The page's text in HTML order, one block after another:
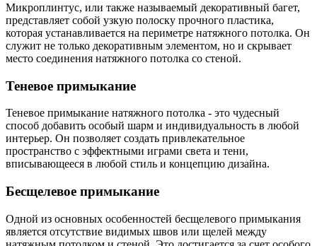
Микроплинтус, или также называемый декоративный багет,
представляет собой узкую полоску прочного пластика,
которая устанавливается на периметре натяжного потолка. Он
служит не только декоративным элементом, но и скрывает
место соединения натяжного потолка со стеной.
Теневое примыкание
Теневое примыкание натяжного потолка - это чудесный
способ добавить особый шарм и индивидуальность в любой
интерьер. Он позволяет создать привлекательное
пространство с эффектными играми света и тени,
вписывающееся в любой стиль и концепцию дизайна.
Бесщелевое примыкание
Одной из основных особенностей бесщелевого примыкания
является отсутствие видимых швов или щелей между